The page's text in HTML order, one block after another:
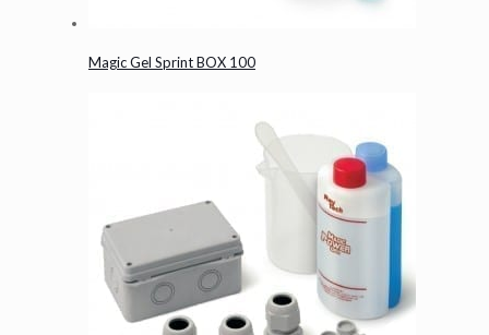
Magic Gel Sprint BOX 100